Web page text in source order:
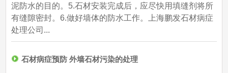
泥防水的目的。5.石材安装完成后，应尽快用填缝剂将所
有缝隙密封。6.做好墙体的防水工作。上海鹏发石材病症
处理公司...
石材病症预防 外墙石材污染的处理